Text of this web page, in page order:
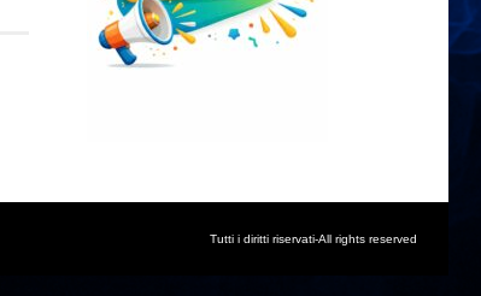
Tutti i diritti riservati-All rights reserved